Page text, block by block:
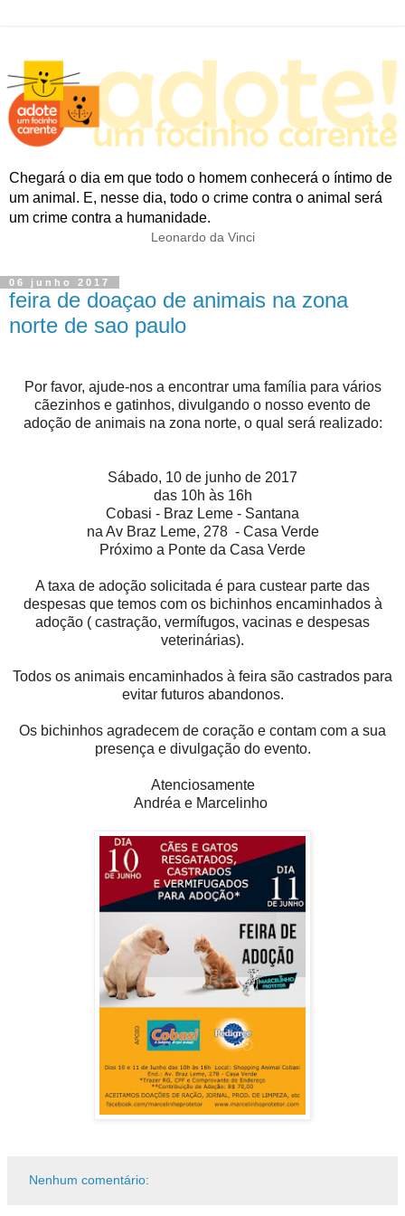
Chegará o dia em que todo o homem conhecerá o íntimo de
um animal. E, nesse dia, todo o crime contra o animal será
um crime contra a humanidade.
Leonardo da Vinci
06 junho 2017
feira de doaçao de animais na zona
norte de sao paulo
Por favor, ajude-nos a encontrar uma família para vários
cãezinhos e gatinhos, divulgando o nosso evento de
adoção de animais na zona norte, o qual será realizado:
Sábado, 10 de junho de 2017
das 10h às 16h
Cobasi - Braz Leme - Santana
na Av Braz Leme, 278 - Casa Verde
Próximo a Ponte da Casa Verde
A taxa de adoção solicitada é para custear parte das
despesas que temos com os bichinhos encaminhados à
adoção ( castração, vermífugos, vacinas e despesas
veterinárias).
Todos os animais encaminhados à feira são castrados para
evitar futuros abandonos.
Os bichinhos agradecem de coração e contam com a sua
presença e divulgação do evento.
Atenciosamente
Andréa e Marcelinho
Nenhum comentário: